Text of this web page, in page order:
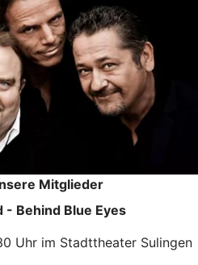
Mitglieder
- Behind Blue Eyes
Uhr im Stadttheater Sulingen